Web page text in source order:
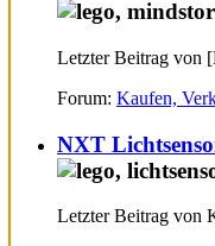
Letzter Beitrag von
Forum: Kaufen,
NXT
Letzter Beitrag von